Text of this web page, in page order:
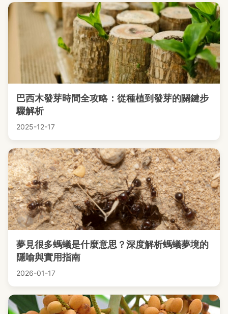
巴西木發芽時間全攻略：從種植到發芽的關鍵步
驟解析
2025-12-17
夢見很多螞蟻是什麼意思？深度解析螞蟻夢境的
隱喻與實用指南
2026-01-17